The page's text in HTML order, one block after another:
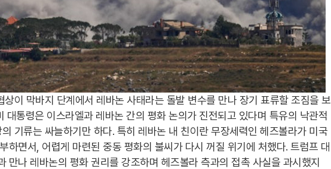
상이 막바지 단계에서 레바논 사태라는 돌발 변수를 만나 장기 표류할 조짐을 보
대통령은 이스라엘과 레바논 간의 평화 논의가 진전되고 있다며 특유의 낙관적
기류는 싸늘하기만 하다. 특히 레바논 내 친이란 무장세력인 헤즈볼라가 미국
하면서, 어렵게 마련된 중동 평화의 불씨가 다시 꺼질 위기에 처했다. 트럼프 대
만나 레바논의 평화 권리를 강조하며 헤즈볼라 측과의 접촉 사실을 과시했지